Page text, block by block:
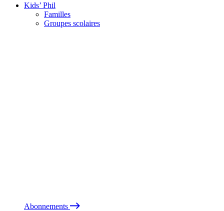
Kids’ Phil
Familles
Groupes scolaires
Abonnements